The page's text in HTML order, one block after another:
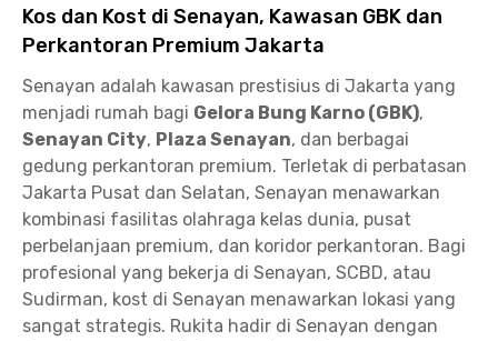
Kos dan Kost di Senayan, Kawasan GBK dan
Perkantoran Premium Jakarta
Senayan adalah kawasan prestisius di Jakarta yang
menjadi rumah bagi Gelora Bung Karno (GBK),
Senayan City, Plaza Senayan, dan berbagai
gedung perkantoran premium. Terletak di perbatasan
Jakarta Pusat dan Selatan, Senayan menawarkan
kombinasi fasilitas olahraga kelas dunia, pusat
perbelanjaan premium, dan koridor perkantoran. Bagi
profesional yang bekerja di Senayan, SCBD, atau
Sudirman, kost di Senayan menawarkan lokasi yang
sangat strategis. Rukita hadir di Senayan dengan